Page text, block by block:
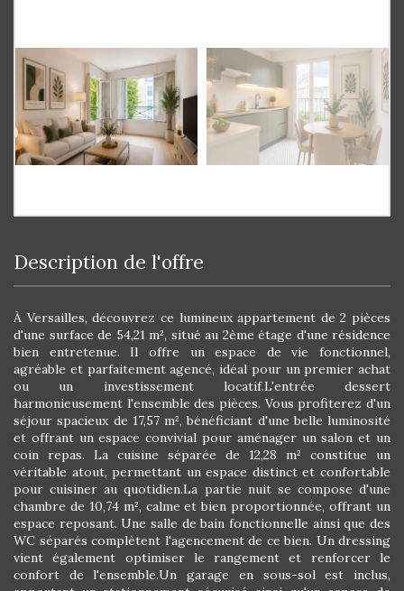
description de l'offre
À Versailles, découvrez ce lumineux appartement de 2 pièces
d'une surface de 54,21 m², situé au 2ème étage d'une résidence
bien entretenue. Il offre un espace de vie fonctionnel,
agréable et parfaitement agencé, idéal pour un premier achat
ou un investissement locatif.L'entrée dessert
harmonieusement l'ensemble des pièces. Vous profiterez d'un
séjour spacieux de 17,57 m², bénéficiant d'une belle luminosité
et offrant un espace convivial pour aménager un salon et un
coin repas. La cuisine séparée de 12,28 m² constitue un
véritable atout, permettant un espace distinct et confortable
pour cuisiner au quotidien.La partie nuit se compose d'une
chambre de 10,74 m², calme et bien proportionnée, offrant un
espace reposant. Une salle de bain fonctionnelle ainsi que des
WC séparés complètent l'agencement de ce bien. Un dressing
vient également optimiser le rangement et renforcer le
confort de l'ensemble.Un garage en sous-sol est inclus,